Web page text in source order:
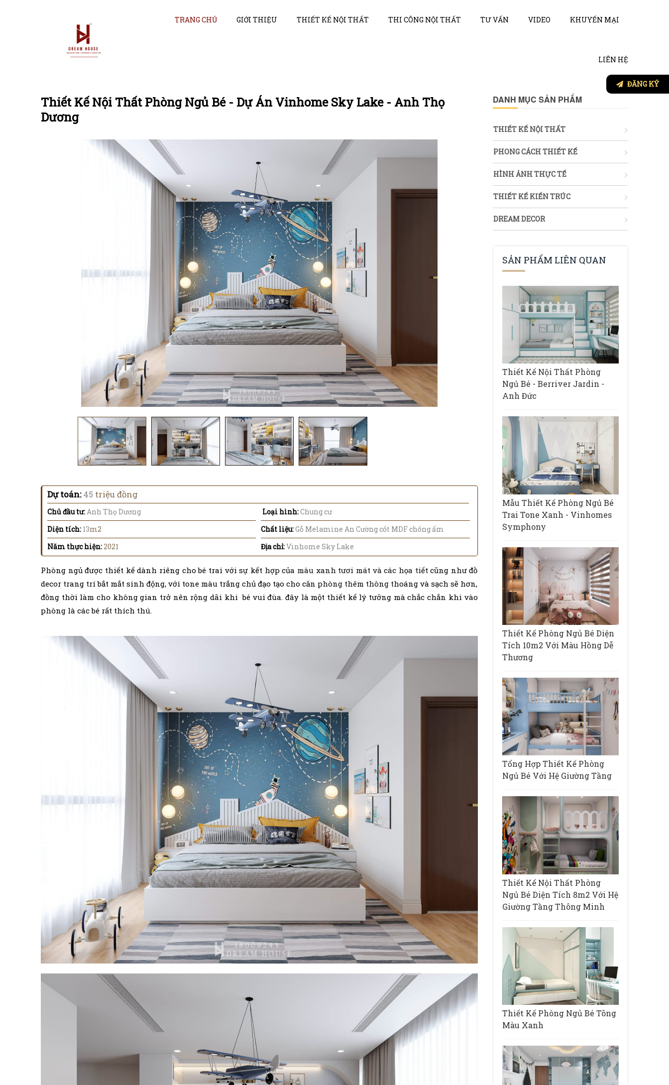
TRANG CHỦ GIỚI THIỆU THIẾT KẾ NỘI THẤT THI CÔNG NỘI THẤT TƯ VẤN VIDEO KHUYẾN MẠI
LIÊN HỆ
Thiết Kế Nội Thất Phòng Ngủ Bé - Dự Án Vinhome Sky Lake - Anh Thọ
Dương
Dự toán:45 triệu đồng
Chủ đầu tư:Anh Thọ Dương Loại hình:Chung cư
Diện tích: 13m2 Chất liệu:Gỗ Melamine An Cường cốt MDF chống ẩm
Năm thực hiện:2021 Địa chỉ:Vinhome Sky Lake
Phòng ngủ được thiết kế dành riêng cho bé trai với sự kết hợp của màu xanh tươi mát và các họa tiết cũng như đồ
decor trang trí bắt mắt sinh động, với tone màu trắng chủ đạo tạo cho căn phòng thêm thông thoáng và sạch sẽ hơn,
đồng thời làm cho không gian trở nên rộng dãi khi bé vui đùa. đây là một thiết kế lý tưởng mà chắc chắn khi vào
phòng là các bé rất thích thú.
DANH MỤC SẢN PHẨM
THIẾT KẾ NỘI THẤT
PHONG CÁCH THIẾT KẾ
HÌNH ẢNH THỰC TẾ
THIẾT KẾ KIẾN TRÚC
DREAM DECOR
SẢN PHẨM LIÊN QUAN
Thiết Kế Nội Thất Phòng
Ngủ Bé - Berriver Jardin -
Anh Đức
Mẫu Thiết Kế Phòng Ngủ Bé
Trai Tone Xanh - Vinhomes
Symphony
Thiết Kế Phòng Ngủ Bé Diện
Tích 10m2 Với Màu Hồng Dễ
Thương
Tổng Hợp Thiết Kế Phòng
Ngủ Bé Với Hệ Giường Tầng
Thiết Kế Nội Thất Phòng
Ngủ Bé Diện Tích 8m2 Với Hệ
Giường Tầng Thông Minh
Thiết Kế Phòng Ngủ Bé Tông
Màu Xanh
ĐĂNG KÝ